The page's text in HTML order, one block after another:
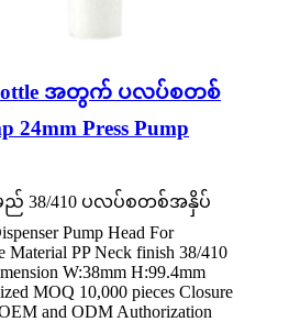
Bottle အတွက် ပလပ်စတစ်
24mm Press Pump
38/410 ပလပ်စတစ်အနှိပ်
Pump Head For
Material PP Neck finish 38/410
W:38mm H:99.4mm
MOQ 10,000 pieces Closure
and ODM Authorization